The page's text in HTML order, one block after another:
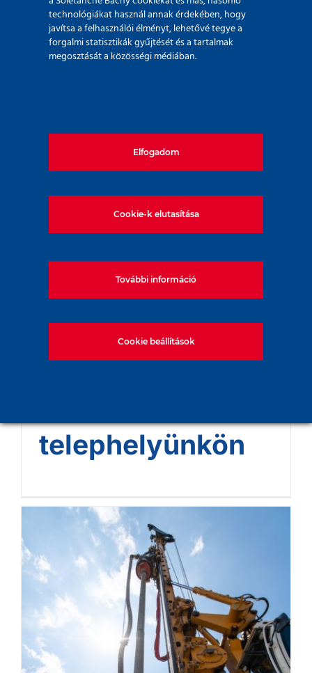
Egyetemi
hallgatói
telephelyünkön
technológiákat használ annak érdekében, hogy
javítsa a felhasználói élményt, lehetővé tegye a
forgalmi statisztikák gyűjtését és a tartalmak
megosztását a közösségi médiában.
Elfogadom
Cookie-k elutasítása
További információ
Cookie beállítások